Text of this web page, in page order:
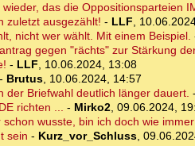
das die Oppositionsparteien
zuletzt ausgezählt! - LLF,
nicht wer wählt. Mit einem Beispiel.
gegen "rächts" zur Stärkung
- LLF, 10.06.2024, 13:08
- Brutus, 10.06.2024, 14:57
der Briefwahl deutlich länger dauert. -
richten ... - Mirko2, 09.06.2024,
wusste, bin ich doch wie
sein - Kurz_vor_Schluss,